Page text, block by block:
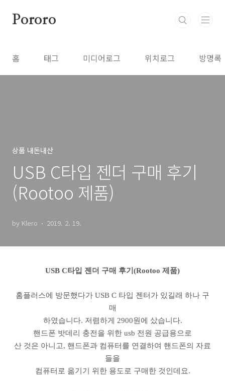
Pororo
홈 태그 미디어로그 위치로그 방명록
상품 내돈내산
USB C타입 젠더 구매 후기
(Rootoo 제품)
by Klero 2019. 2. 19.
USB C타입 젠더 구매 후기(Rootoo 제품)
홈플러스에 방문했다가 USB C 타입 젠터가 있길래 하나 구
매
하였습니다. 저렴하게 2900원에 샀습니다.
핸드폰 밧데리 충전을 위한 usb 전원 공급용으로
산 것은 아니고, 핸드폰과 컴퓨터를 연결하여 핸드폰의 자료
들을
컴퓨터로 옮기기 위한 용도로 구매한 것인데요.